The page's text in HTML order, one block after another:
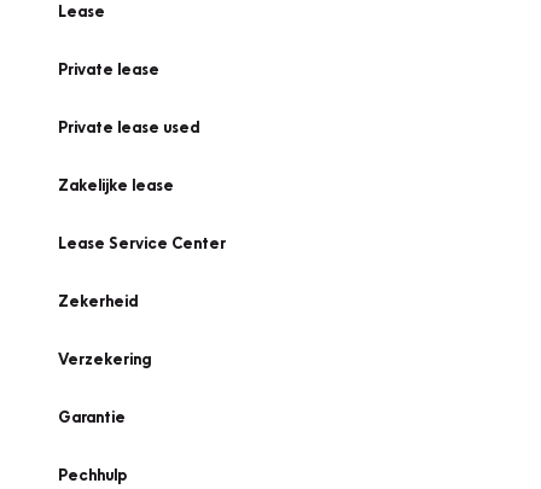
Lease
Private lease
Private lease used
Zakelijke lease
Lease Service Center
Zekerheid
Verzekering
Garantie
Pechhulp